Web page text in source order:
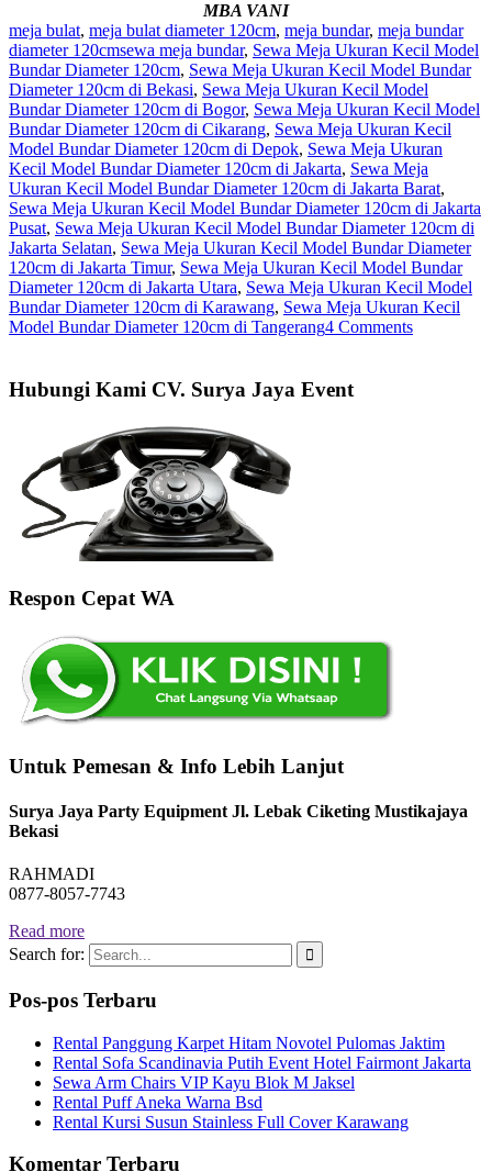
MBA VANI
meja bulat, meja bulat diameter 120cm, meja bundar, meja bundar
diameter 120cmsewa meja bundar, Sewa Meja Ukuran Kecil Model
Bundar Diameter 120cm, Sewa Meja Ukuran Kecil Model Bundar
Diameter 120cm di Bekasi, Sewa Meja Ukuran Kecil Model
Bundar Diameter 120cm di Bogor, Sewa Meja Ukuran Kecil Model
Bundar Diameter 120cm di Cikarang, Sewa Meja Ukuran Kecil
Model Bundar Diameter 120cm di Depok, Sewa Meja Ukuran
Kecil Model Bundar Diameter 120cm di Jakarta, Sewa Meja
Ukuran Kecil Model Bundar Diameter 120cm di Jakarta Barat,
Sewa Meja Ukuran Kecil Model Bundar Diameter 120cm di Jakarta
Pusat, Sewa Meja Ukuran Kecil Model Bundar Diameter 120cm di
Jakarta Selatan, Sewa Meja Ukuran Kecil Model Bundar Diameter
120cm di Jakarta Timur, Sewa Meja Ukuran Kecil Model Bundar
Diameter 120cm di Jakarta Utara, Sewa Meja Ukuran Kecil Model
Bundar Diameter 120cm di Karawang, Sewa Meja Ukuran Kecil
Model Bundar Diameter 120cm di Tangerang4 Comments
Hubungi Kami CV. Surya Jaya Event
Respon Cepat WA
Untuk Pemesan & Info Lebih Lanjut
Surya Jaya Party Equipment Jl. Lebak Ciketing Mustikajaya
Bekasi
RAHMADI
0877-8057-7743
Read more
Search for:
Pos-pos Terbaru
Rental Panggung Karpet Hitam Novotel Pulomas Jaktim
Rental Sofa Scandinavia Putih Event Hotel Fairmont Jakarta
Sewa Arm Chairs VIP Kayu Blok M Jaksel
Rental Puff Aneka Warna Bsd
Rental Kursi Susun Stainless Full Cover Karawang
Komentar Terbaru